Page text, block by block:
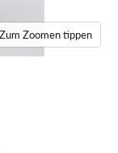
Zum Zoomen tippen